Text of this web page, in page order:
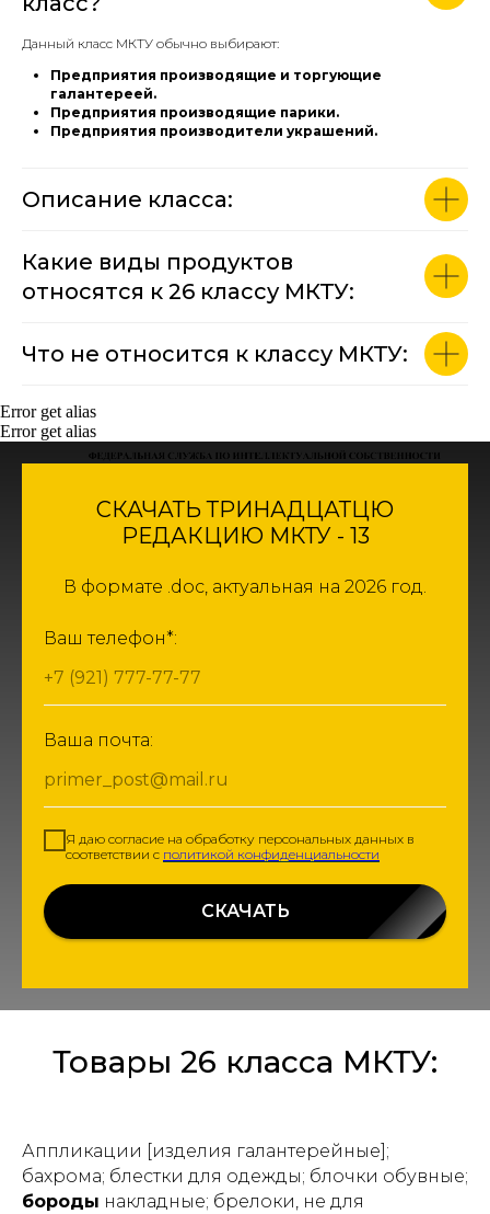
Данный класс МКТУ обычно выбирают:
Предприятия производящие и торгующие
галантереей.
Предприятия производящие парики.
Предприятия производители украшений.
Описание класса:
Какие виды продуктов
относятся к 26 классу МКТУ:
Что не относится к классу МКТУ:
Error get alias
Error get alias
СКАЧАТЬ ТРИНАДЦАТЦЮ
РЕДАКЦИЮ МКТУ - 13
В формате .doc, актуальная на 2026 год.
Ваш телефон*:
+7 (921) 777-77-77
Ваша почта:
primer_post@mail.ru
Я даю согласие на обработку персональных данных в
соответствии с политикой конфиденциальности
СКАЧАТЬ
Товары 26 класса МКТУ:
Аппликации [изделия галантерейные];
бахрома; блестки для одежды; блочки обувные;
бороды накладные; брелоки, не для